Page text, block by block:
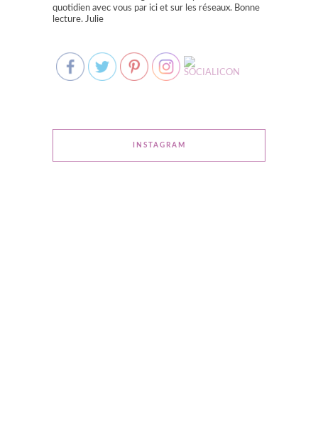
quotidien avec vous par ici et sur les réseaux. Bonne
lecture. Julie
INSTAGRAM